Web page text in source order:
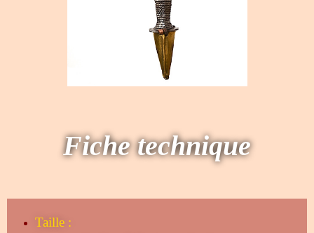
Fiche technique
Taille :